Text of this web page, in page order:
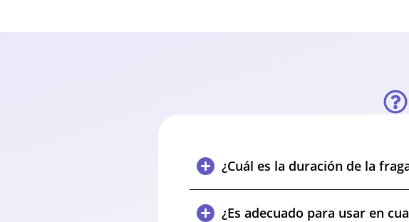
¿Cuál es la duración de la
¿Es adecuado para usar en